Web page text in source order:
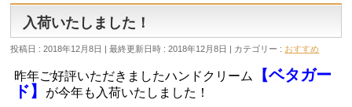
入荷いたしました！
投稿日 : 2018年12月8日 最終更新日時 : 2018年12月8日 カテゴリー : おすすめ
昨年ご好評いただきましたハンドクリーム
【ベタガー
ド】
が今年も入荷いたしました！